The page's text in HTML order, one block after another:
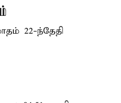
22-ந்தேதி